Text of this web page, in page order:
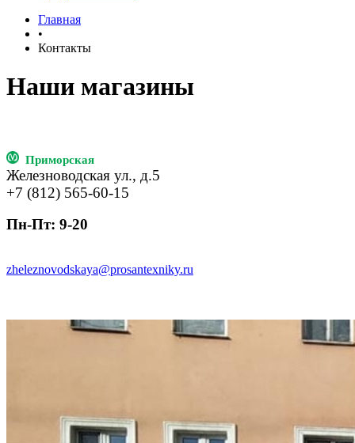
Главная
•
Контакты
Наши магазины
Приморская
Железноводская ул., д.5
+7 (812) 565-60-15
Пн-Пт: 9-20
zheleznovodskaya@prosantexniky.ru